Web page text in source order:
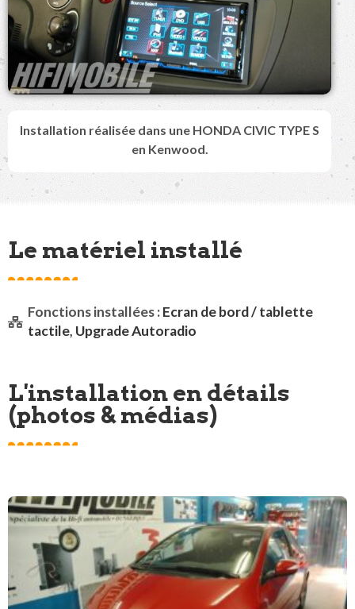
Installation réalisée dans une HONDA CIVIC TYPE S
en Kenwood.
Le matériel installé
Fonctions installées :Ecran de bord / tablette
tactile, Upgrade Autoradio
L'installation en détails
(photos & médias)